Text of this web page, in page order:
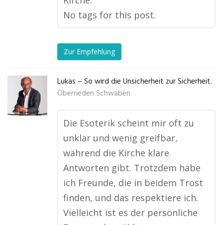
No tags for this post.
Zur Empfehlung
Lukas – So wird die Unsicherheit zur Sicherheit.
Oberrieden Schwaben
Die Esoterik scheint mir oft zu
unklar und wenig greifbar,
während die Kirche klare
Antworten gibt. Trotzdem habe
ich Freunde, die in beidem Trost
finden, und das respektiere ich.
Vielleicht ist es der persönliche